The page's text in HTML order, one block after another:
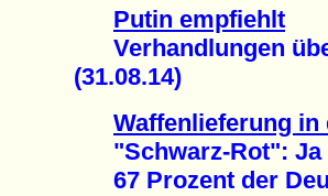
Putin empfiehlt
Verhandlungen
(31.08.14)
Waffenlieferung in
"Schwarz-Rot": Ja
67 Prozent der